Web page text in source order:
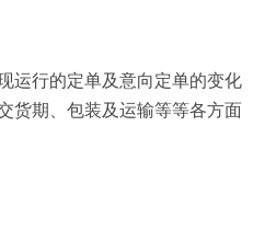
运行的定单及意向定单的变化
货期、包装及运输等等各方面